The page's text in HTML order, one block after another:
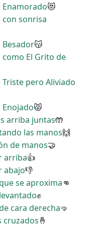
😻
sonrisa
😽
El Grito de
pero Aliviado
😾
arriba juntas🤲
las manos🙌
de manos🤝
arriba👍
abajo👎
se aproxima👊
✊
cara derecha🤜
cruzados🤞